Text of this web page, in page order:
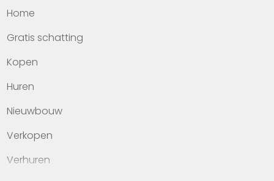
Home
Gratis schatting
Kopen
Huren
Nieuwbouw
Verkopen
Verhuren